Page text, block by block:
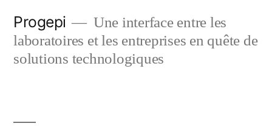
content
Progepi
Une interface entre les
laboratoires et les entreprises en quête de
solutions technologiques